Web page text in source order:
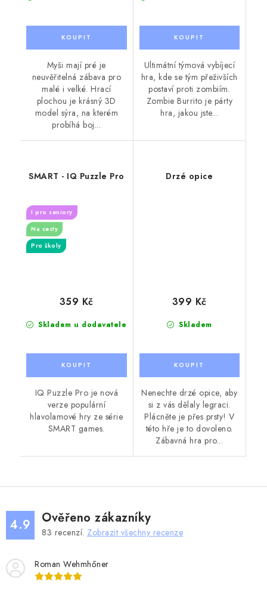
Myši mají pré je
neuvěřitelná zábava pro
malé i velké. Hrací
plochou je krásný 3D
model sýra, na kterém
probíhá boj...
Ultimátní týmová vybíjecí
hra, kde se tým přeživších
postaví proti zombiím.
Zombie Burrito je párty
hra, jakou jste...
SMART - IQ Puzzle Pro
I pro seniory
Na cesty
Pro školy
Skladem u dodavatele
359 Kč
IQ Puzzle Pro je nová
verze populární
hlavolamové hry ze série
SMART games.
Drzé opice
Skladem
399 Kč
Nenechte drzé opice, aby
si z vás dělaly legraci.
Plácněte je přes prsty! V
této hře je to dovoleno.
Zábavná hra pro...
4.9 Ověřeno zákazníky
83 recenzí. Zobrazit všechny recenze
Roman Wehmhőner